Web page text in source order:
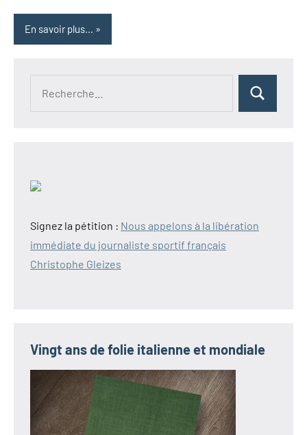
En savoir plus...
Rechercher
Signez la pétition : Nous appelons à la libération
immédiate du journaliste sportif français
Christophe Gleizes
Vingt ans de folie italienne et mondiale